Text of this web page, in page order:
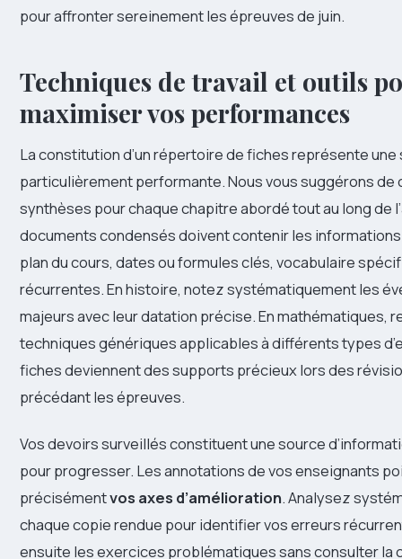
pour affronter sereinement les épreuves de juin.
Techniques de travail et outils
maximiser vos performances
La constitution d’un répertoire de fiches représente
particulièrement performante. Nous vous suggérons de
synthèses pour chaque chapitre abordé tout au long de
documents condensés doivent contenir les
plan du cours, dates ou formules clés, vocabulaire
récurrentes. En histoire, notez systématiquement les
majeurs avec leur datation précise. En mathématiques,
techniques génériques applicables à différents types
fiches deviennent des supports précieux lors des
précédant les épreuves.
Vos devoirs surveillés constituent une source
pour progresser. Les annotations de vos enseignants
précisémentvos axes d’amélioration. Analysez
chaque copie rendue pour identifier vos erreurs
ensuite les exercices problématiques sans consulter la